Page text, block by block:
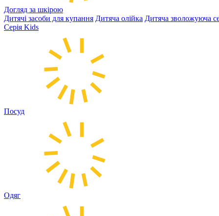
Догляд за шкірою
Дитячі засоби для купання Дитяча олійка Дитяча зволожуюча
Серія Kids
Посуд
Одяг